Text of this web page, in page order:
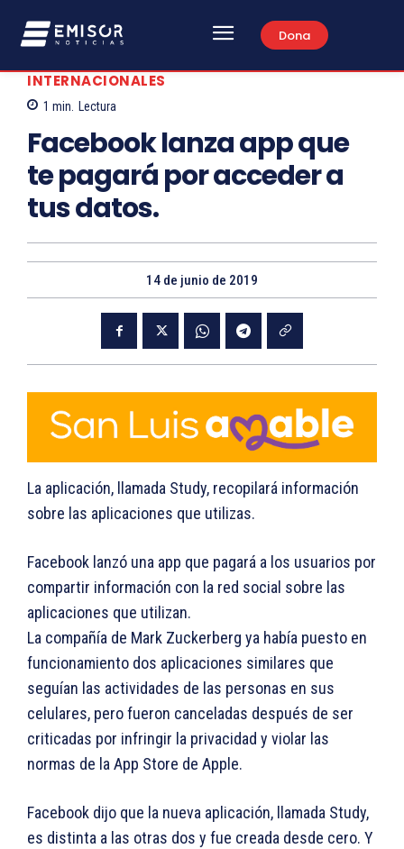
Dona
INTERNACIONALES
1 min. Lectura
Facebook lanza app que
te pagará por acceder a
tus datos.
14 de junio de 2019
La aplicación, llamada Study, recopilará información
sobre las aplicaciones que utilizas.
Facebook lanzó una app que pagará a los usuarios por
compartir información con la red social sobre las
aplicaciones que utilizan.
La compañía de Mark Zuckerberg ya había puesto en
funcionamiento dos aplicaciones similares que
seguían las actividades de las personas en sus
celulares, pero fueron canceladas después de ser
criticadas por infringir la privacidad y violar las
normas de la App Store de Apple.
Facebook dijo que la nueva aplicación, llamada Study,
es distinta a las otras dos y fue creada desde cero. Y